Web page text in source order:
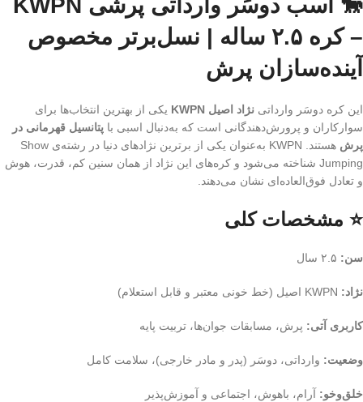
🐎 اسب دوسَر وارداتی پرشی KWPN
– کره ۲.۵ ساله | نسل‌برتر مخصوص
آینده‌سازان پرش
این کره دوسَر وارداتی نژاد اصیل KWPN
یکی از بهترین انتخاب‌ها برای
سوارکاران و پرورش‌دهندگانی است که به‌دنبال اسبی با پتانسیل قهرمانی در
پرش
هستند. KWPN به‌عنوان یکی از برترین نژادهای دنیا در رشته‌ی Show
Jumping شناخته می‌شود و کره‌های این نژاد از همان سنین کم، قدرت، هوش
و تعادل فوق‌العاده‌ای نشان می‌دهند.
⭐ مشخصات کلی
سن:
نژاد:
کاربری آتی: پرش، مسابقات جوان‌ها، تربیت پایه
وضعیت: وارداتی، دوسَر (پدر و مادر خارجی)، سلامت کامل
خلق‌وخو: آرام، باهوش، اجتماعی و آموزش‌پذیر